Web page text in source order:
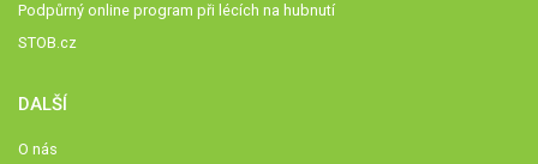
Podpůrný online program při lécích na hubnutí
STOB.cz
DALŠÍ
O nás